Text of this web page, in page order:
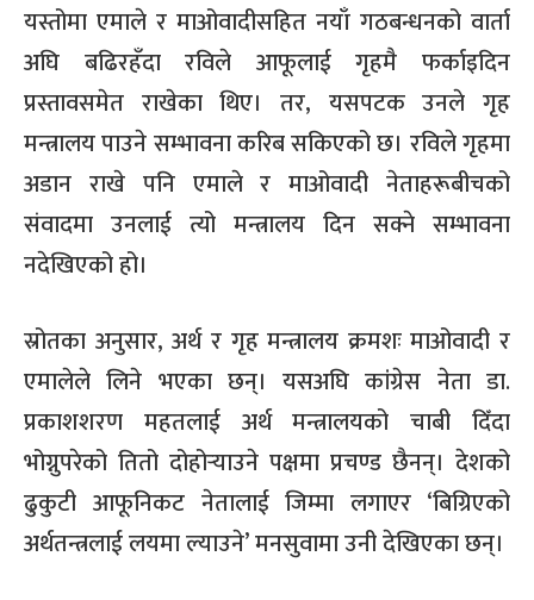
यस्तोमा एमाले र माओवादीसहित नयाँ गठबन्धनको वार्ता
अघि बढिरहँदा रविले आफूलाई गृहमै फर्काइदिन
प्रस्तावसमेत राखेका थिए। तर, यसपटक उनले गृह
मन्त्रालय पाउने सम्भावना करिब सकिएको छ। रविले गृहमा
अडान राखे पनि एमाले र माओवादी नेताहरूबीचको
संवादमा उनलाई त्यो मन्त्रालय दिन सक्ने सम्भावना
नदेखिएको हो।
स्रोतका अनुसार,अर्थ र गृह मन्त्रालय क्रमशः माओवादी र
एमालेले लिने भएका छन्। यसअघि कांग्रेस नेता डा.
प्रकाशशरण महतलाई अर्थ मन्त्रालयको चाबी दिँदा
भोग्नुपरेको तितो दोहोर्‍याउने पक्षमा प्रचण्ड छैनन्। देशको
ढुकुटी आफूनिकट नेतालाई जिम्मा लगाएर ‘बिग्रिएको
अर्थतन्त्रलाई लयमा ल्याउने’मनसुवामा उनीदेखिएका छन्।